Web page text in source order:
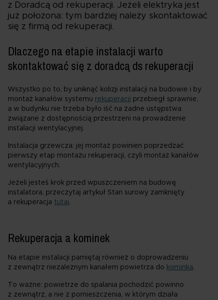
z Doradcą od rekuperacji. Jeżeli elektryka jest
już położona: tym bardziej należy skontaktować
się z firmą od rekuperacji.
Dlaczego na etapie instalacji warto
skontaktować się z doradcą ds rekuperacji
Wszystko po to, by uniknąć kolizji instalacji na budowie i by
montaż kanałów systemu rekuperacji przebiegł sprawnie,
a w budynku nie trzeba było iść na żadne ustępstwa
związane z dostępnością przestrzeni na prowadzenie
instalacji wentylacyjnej.
Instalacja grzewcza: jej montaż powinien poprzedzać
pierwszy etap montażu rekuperacji, czyli montaż kanałów
wentylacyjnych.
Jeżeli jesteś krok przed wpuszczeniem na budowę
instalatora, przeczytaj artykuł Stan surowy zamknięty
a rekuperacja tutaj.
Rekuperacja a kominek
Na etapie instalacji pamiętaj również o doprowadzeniu
z zewnątrz niezależnym kanałem powietrza do kominka.
To ważne: powietrze do spalania pochodzić powinno
z zewnątrz, a nie z pomieszczenia, w którym działa